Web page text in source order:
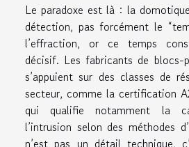
Le paradoxe est là : la
détection, pas forcément le
l’effraction, or ce temps
décisif. Les fabricants de blocs-
s’appuient sur des classes de
secteur, comme la certification
qui qualifie notamment la
l’intrusion selon des méthodes
n’est pas un détail technique,